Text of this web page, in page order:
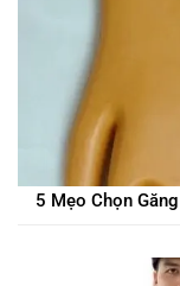
5 Mẹo Chọn